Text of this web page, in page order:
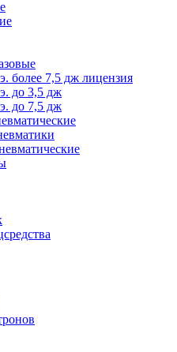
более 7,5 дж лицензия
до 3,5 дж
до 7,5 дж